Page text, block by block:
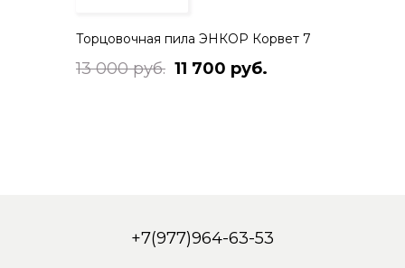
Торцовочная пила ЭНКОР Корвет 7
13 000 руб. 11 700 руб.
+7(977)964-63-53